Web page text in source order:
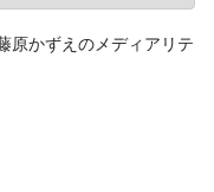
かずえのメディアリテ